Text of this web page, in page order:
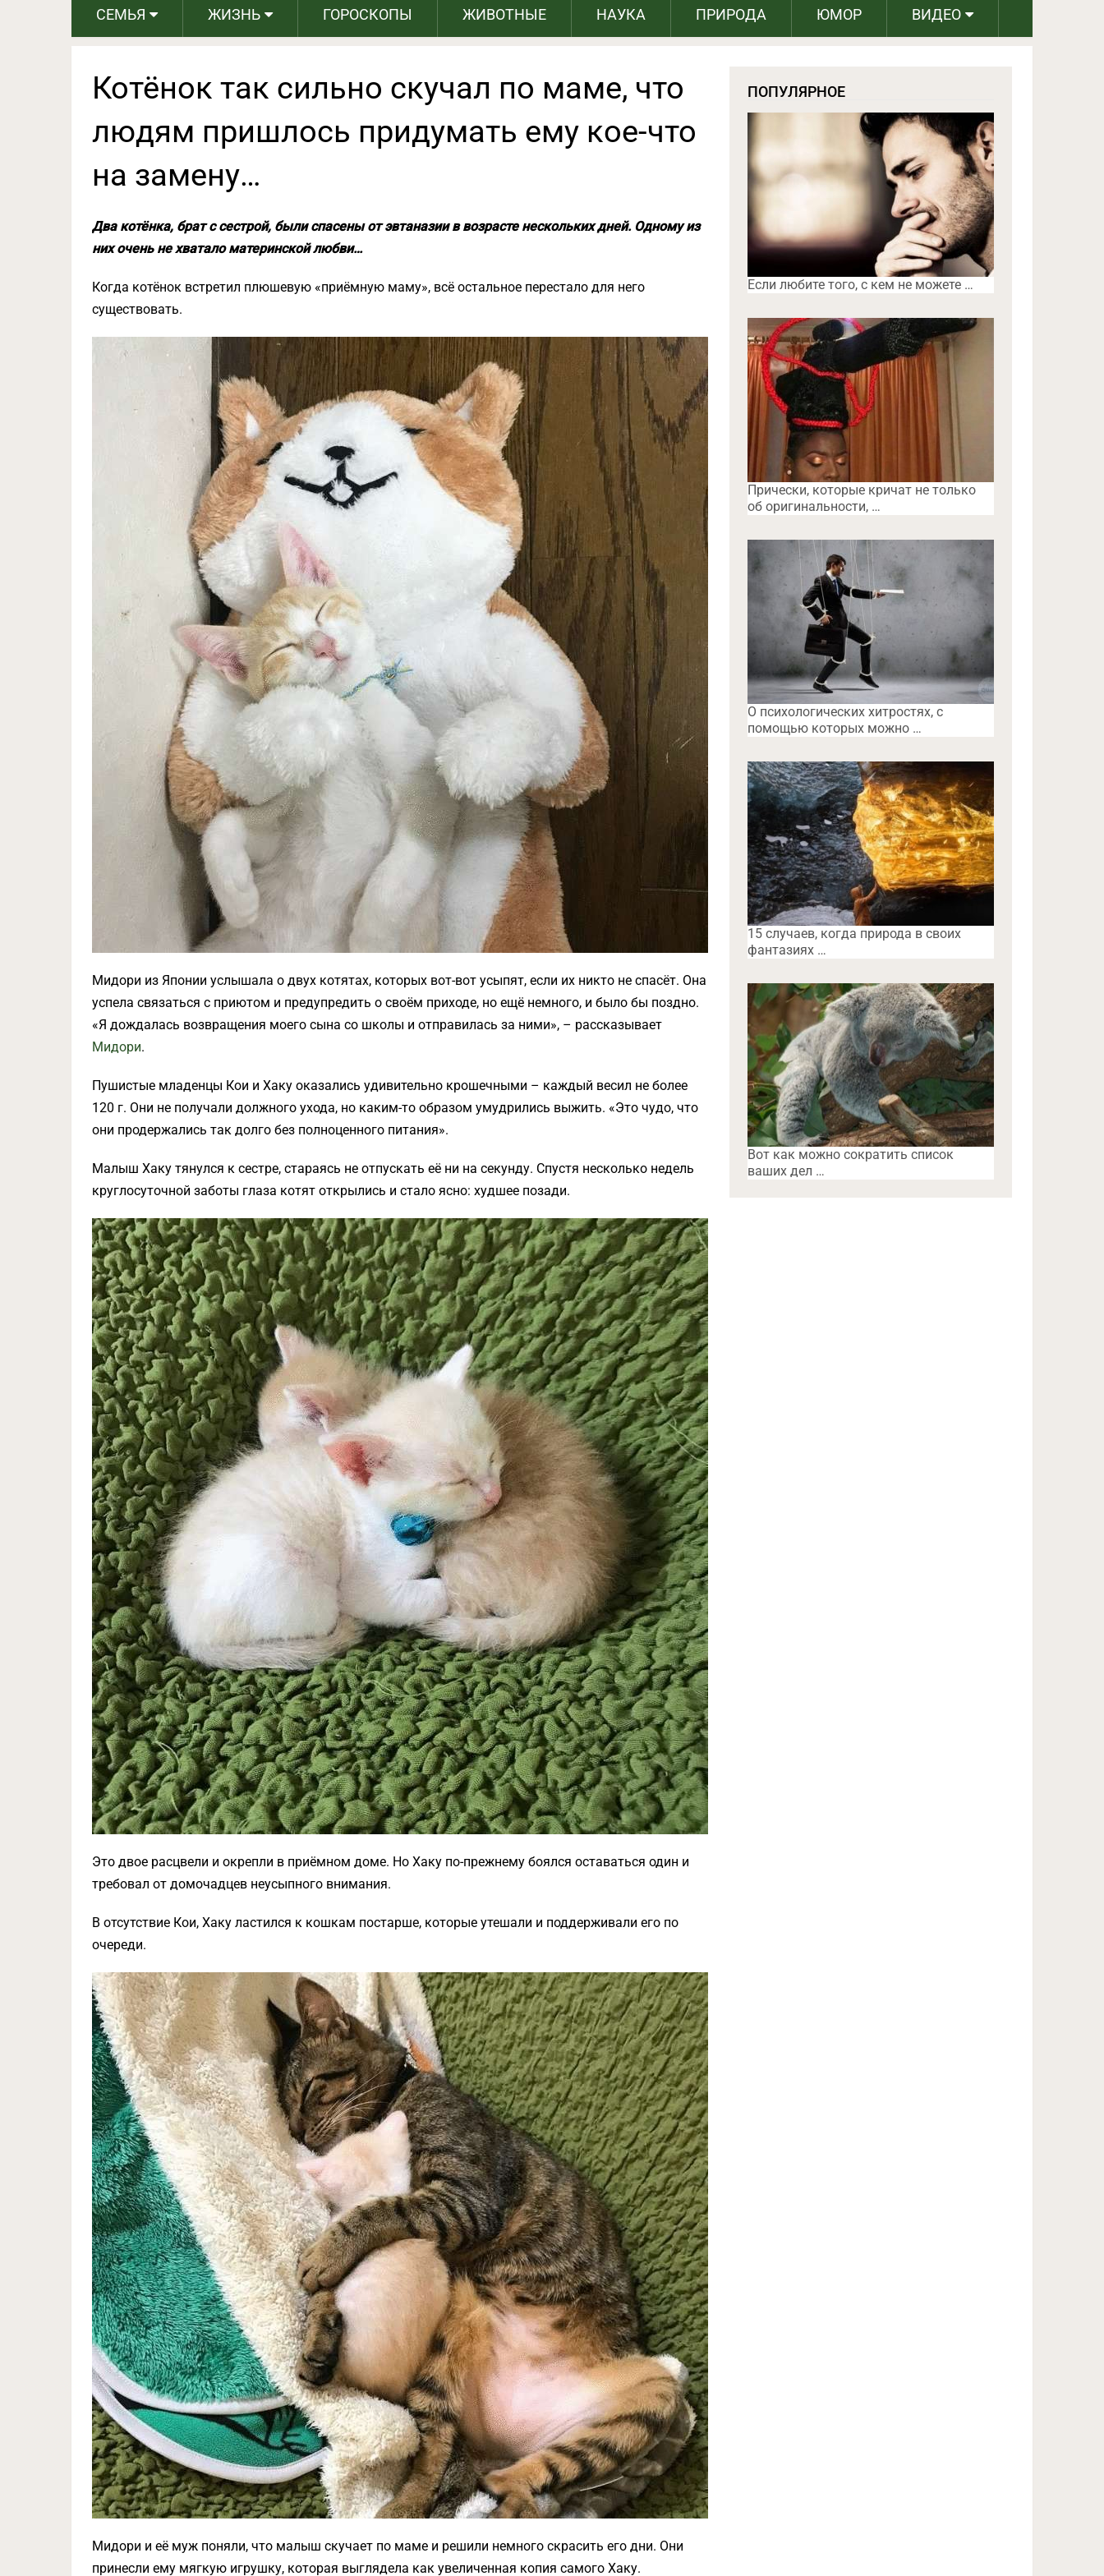
СЕМЬЯ ЖИЗНЬ ГОРОСКОПЫ ЖИВОТНЫЕ НАУКА ПРИРОДА ЮМОР ВИДЕО
Котёнок так сильно скучал по маме, что
людям пришлось придумать ему кое-что
на замену…
Два котёнка, брат с сестрой, были спасены от эвтаназии в возрасте нескольких дней. Одному из
них очень не хватало материнской любви…
Когда котёнок встретил плюшевую «приёмную маму», всё остальное перестало для него
существовать.
Мидори из Японии услышала о двух котятах, которых вот-вот усыпят, если их никто не спасёт. Она
успела связаться с приютом и предупредить о своём приходе, но ещё немного, и было бы поздно.
«Я дождалась возвращения моего сына со школы и отправилась за ними», – рассказывает
Мидори.
Пушистые младенцы Кои и Хаку оказались удивительно крошечными – каждый весил не более
120 г. Они не получали должного ухода, но каким-то образом умудрились выжить. «Это чудо, что
они продержались так долго без полноценного питания».
Малыш Хаку тянулся к сестре, стараясь не отпускать её ни на секунду. Спустя несколько недель
круглосуточной заботы глаза котят открылись и стало ясно: худшее позади.
Это двое расцвели и окрепли в приёмном доме. Но Хаку по-прежнему боялся оставаться один и
требовал от домочадцев неусыпного внимания.
В отсутствие Кои, Хаку ластился к кошкам постарше, которые утешали и поддерживали его по
очереди.
Мидори и её муж поняли, что малыш скучает по маме и решили немного скрасить его дни. Они
принесли ему мягкую игрушку, которая выглядела как увеличенная копия самого Хаку.
ПОПУЛЯРНОЕ
Если любите того, с кем не можете …
Прически, которые кричат не только
об оригинальности, …
O психологических хитростях, с
помощью которых можно …
15 случаев, когда природа в своих
фантазиях …
Вот как можно сократить список
ваших дел …